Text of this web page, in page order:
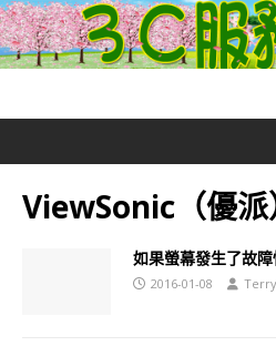
ViewSonic（優派
如果螢幕發生了故
2016-01-08